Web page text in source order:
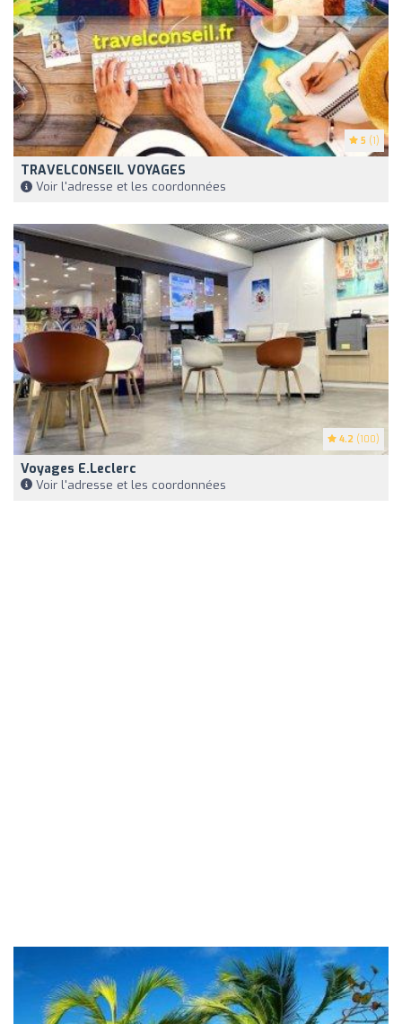
5 (1)
TRAVELCONSEIL VOYAGES
Voir l'adresse et les coordonnées
4.2 (100)
Voyages E.Leclerc
Voir l'adresse et les coordonnées